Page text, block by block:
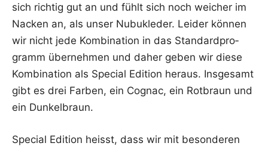
sich rich­tig gut an und fühlt sich noch wei­cher im
Nacken an, als unser Nubukle­der. Lei­der kön­nen
wir nicht jede Kom­bi­na­ti­on in das Stan­dard­pro­
gramm über­neh­men und daher geben wir die­se
Kom­bi­na­ti­on als Spe­cial Edi­ti­on her­aus. Ins­ge­samt
gibt es drei Far­ben, ein Cognac, ein Rot­braun und
ein Dunkelbraun.
Spe­cial Edi­ti­on heisst, dass wir mit beson­de­ren